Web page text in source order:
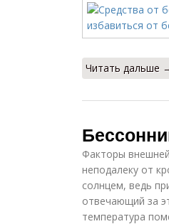
Читать дальше
Факторы
неподалеку от
солнцем, ведь
отвечающий за
температура